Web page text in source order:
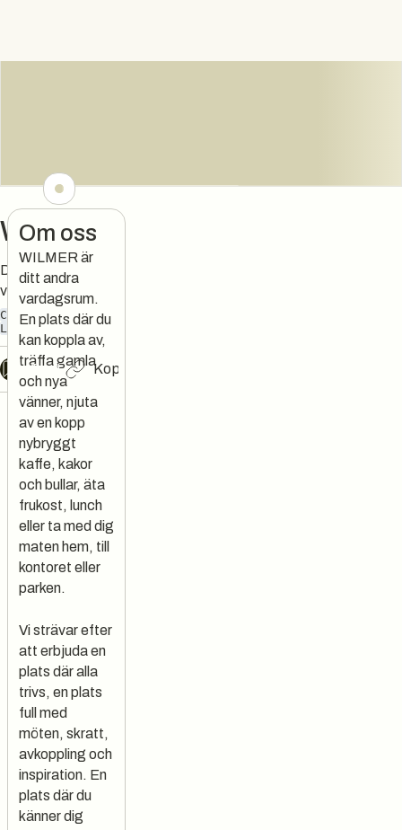
Wilmer
Ditt andra
vardagsrum
CAFÉFRUKOSTFIKA
LUNCH
Chat Kopiera länk
Om oss
WILMER är
ditt andra
vardagsrum.
En plats där du
kan koppla av,
träffa gamla
och nya
vänner, njuta
av en kopp
nybryggt
kaffe, kakor
och bullar, äta
frukost, lunch
eller ta med dig
maten hem, till
kontoret eller
parken.
Vi strävar efter
att erbjuda en
plats där alla
trivs, en plats
full med
möten, skratt,
avkoppling och
inspiration. En
plats där du
känner dig